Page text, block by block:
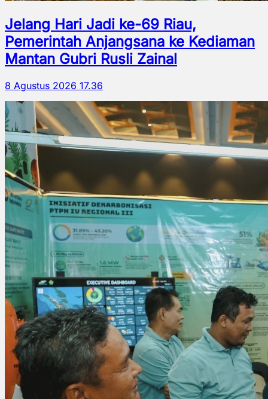
Jelang Hari Jadi ke-69 Riau,
Pemerintah Anjangsana ke Kediaman
Mantan Gubri Rusli Zainal
8 Agustus 2026 17.36